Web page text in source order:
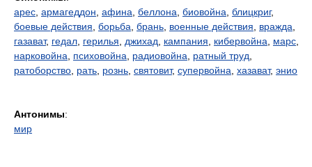
арес армагеддон афина беллона биовойна блицкриг,
боевые действия борьба брань военные действия вражда
газават, гедал герилья джихад кампания кибервойна марс
нарковойна
психовойна радиовойна ратный труд
ратоборство рать рознь святовит, супервойна хазават, энио
Антонимы:
мир